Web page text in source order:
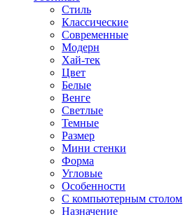
Стиль
Классические
Современные
Модерн
Хай-тек
Цвет
Белые
Венге
Светлые
Темные
Размер
Мини стенки
Форма
Угловые
Особенности
С компьютерным столом
Назначение